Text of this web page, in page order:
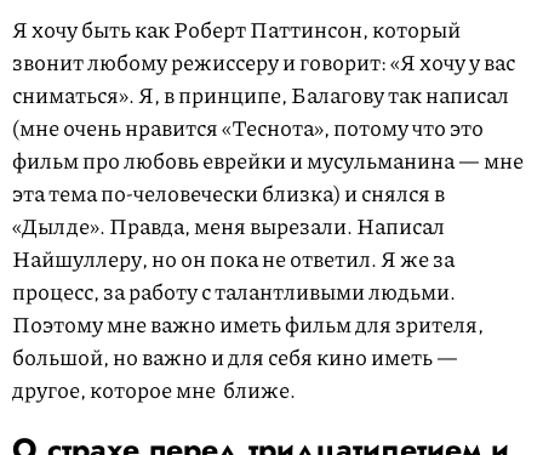
Я хочу быть как Роберт Паттинсон, который
звонит любому режиссеру и говорит: «Я хочу у вас
сниматься». Я, в принципе, Балагову так написал
(мне очень нравится «Теснота», потому что это
фильм про любовь еврейки и мусульманина — мне
эта тема по-человечески близка) и снялся в
«Дылде». Правда, меня вырезали. Написал
Найшуллеру, но он пока не ответил. Я же за
процесс, за работу с талантливыми людьми.
Поэтому мне важно иметь фильм для зрителя,
большой, но важно и для себя кино иметь —
другое, которое мне ближе.